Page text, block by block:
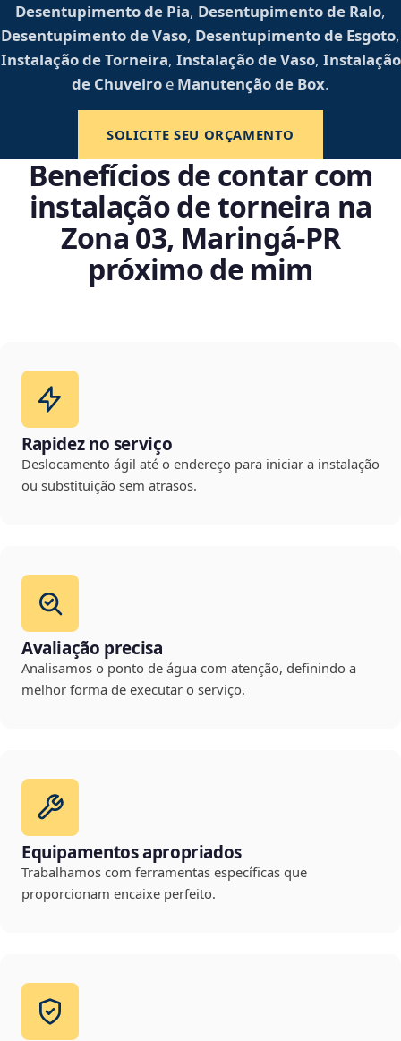
Desentupimento de Pia, Desentupimento de Ralo,
Desentupimento de Vaso, Desentupimento de Esgoto,
Instalação de Torneira, Instalação de Vaso, Instalação
de Chuveiro e Manutenção de Box.
SOLICITE SEU ORÇAMENTO
Benefícios de contar com
instalação de torneira na
Zona 03, Maringá‑PR
próximo de mim
Rapidez no serviço
Deslocamento ágil até o endereço para iniciar a instalação
ou substituição sem atrasos.
Avaliação precisa
Analisamos o ponto de água com atenção, definindo a
melhor forma de executar o serviço.
Equipamentos apropriados
Trabalhamos com ferramentas específicas que
proporcionam encaixe perfeito.